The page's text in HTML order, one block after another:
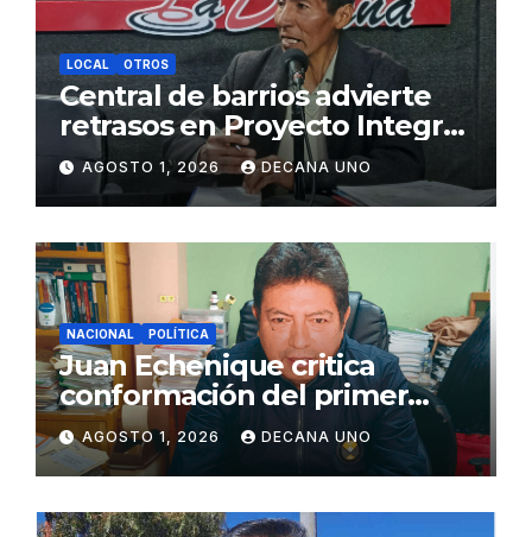
LOCAL OTROS
Central de barrios advierte
retrasos en Proyecto Integral
de Agua y Alcantarillado para
Juliaca
AGOSTO 1, 2026 DECANA UNO
NACIONAL POLÍTICA
Juan Echenique critica
conformación del primer
gabinete ministerial de Keiko
Fujimori
AGOSTO 1, 2026 DECANA UNO